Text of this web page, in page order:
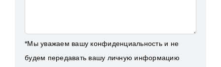
*Мы уважаем вашу конфиденциальность и не
будем передавать вашу личную информацию